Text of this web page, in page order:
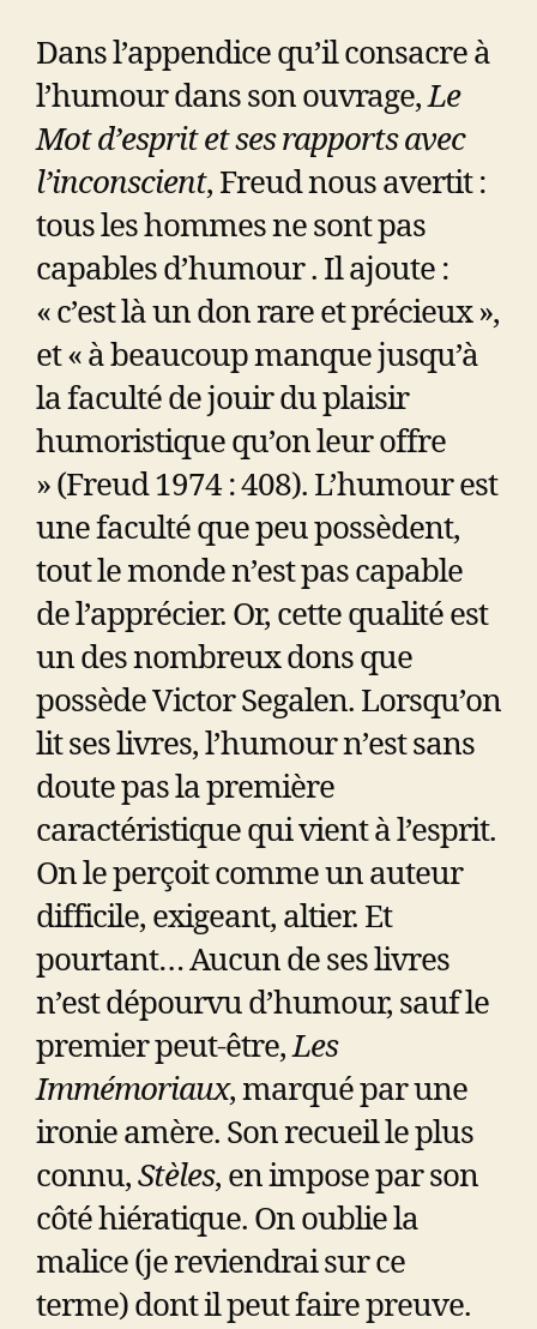
Dans l’appendice qu’il consacre à
l’humour dans son ouvrage,Le
Mot d’esprit et ses rapports avec
l’inconscient, Freud nous avertit :
tous les hommes ne sont pas
capables d’humour . Il ajoute :
« c’est là un don rare et précieux »,
et « à beaucoup manque jusqu’à
la faculté de jouir du plaisir
humoristique qu’on leur offre
» (Freud 1974 : 408). L’humour est
une faculté que peu possèdent,
tout le monde n’est pas capable
de l’apprécier. Or, cette qualité est
un des nombreux dons que
possède Victor Segalen. Lorsqu’on
lit ses livres, l’humour n’est sans
doute pas la première
caractéristique qui vient à l’esprit.
On le perçoit comme un auteur
difficile, exigeant, altier. Et
pourtant… Aucun de ses livres
n’est dépourvu d’humour, sauf le
premier peut-être,Les
Immémoriaux, marqué par une
ironie amère. Son recueil le plus
connu,Stèles, en impose par son
côté hiératique. On oublie la
malice (je reviendrai sur ce
terme) dont il peut faire preuve.